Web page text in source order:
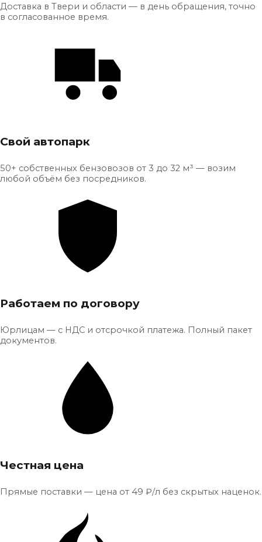
Доставка в Твери и области — в день обращения, точно
в согласованное время.
Свой автопарк
50+ собственных бензовозов от 3 до 32 м³ — возим
любой объём без посредников.
Работаем по договору
Юрлицам — с НДС и отсрочкой платежа. Полный пакет
документов.
Честная цена
Прямые поставки — цена от 49 ₽/л без скрытых наценок.